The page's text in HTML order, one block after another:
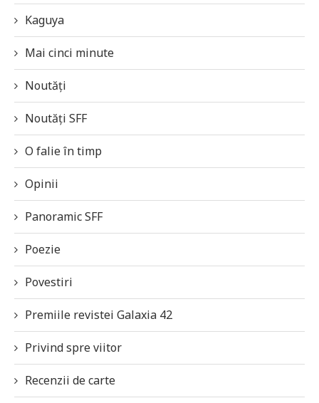
Kaguya
Mai cinci minute
Noutăți
Noutăți SFF
O falie în timp
Opinii
Panoramic SFF
Poezie
Povestiri
Premiile revistei Galaxia 42
Privind spre viitor
Recenzii de carte